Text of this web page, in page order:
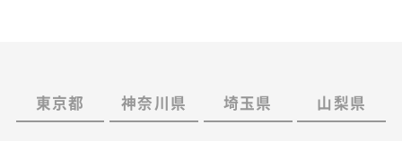
東京都 神奈川県 埼玉県 山梨県